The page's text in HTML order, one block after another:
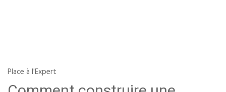
Place à l'Expert